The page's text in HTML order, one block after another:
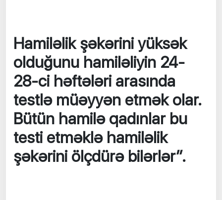
Hamiləlik şəkərini yüksək
olduğunu hamiləliyin 24-
28-ci həftələri arasında
testlə müəyyən etmək olar.
Bütün hamilə qadınlar bu
testi etməklə hamiləlik
şəkərini ölçdürə bilərlər”.